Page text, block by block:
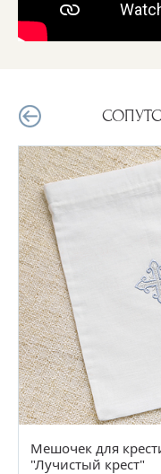
Мешочек для
"Лучистый крест"